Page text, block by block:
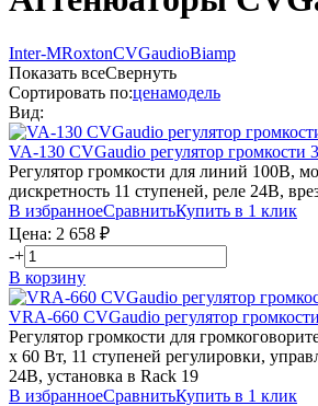
Inter-MRoxtonCVGaudioBiamp
Показать всеСвернуть
Сортировать по:ценамодель
Вид:
VA-130 CVGaudio регулятор громкости
Регулятор громкости для линий 100В,
дискретность 11 ступеней, реле 24В,
В избранноеСравнитьКупить в 1 клик
Цена: 2 658 ₽
-+
В корзину
VRA-660 CVGaudio регулятор
Регулятор громкости для
х 60 Вт, 11 ступеней регулировки,
24В, установка в Rack 19
В избранноеСравнитьКупить в 1 клик